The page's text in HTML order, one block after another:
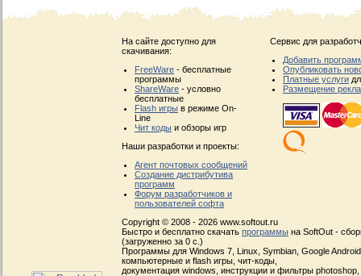
На сайте доступно для
скачивания:
FreeWare - бесплатные
программы
ShareWare - условно
бесплатные
Flash игры в режиме On-
Line
Чит коды и обзоры игр
Наши разработки и проекты:
Агент почтовых сообщений
Создание дистрибутива
программ
Форум разработчиков и
пользователей софта
Сервис для
Добавить
Опубликовать
Платные услуги
Размещение
Copyright © 2008 - 2026 www.softout.ru
Быстро и бесплатно скачать программы на SoftOut -
(загруженно за 0 с.)
Программы для Windows 7, Linux, Symbian, Google
компьютерные и flash игры, чит-коды,
документация windows, инструкции и фильтры